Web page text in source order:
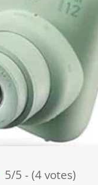
5/5 - (4 votes)